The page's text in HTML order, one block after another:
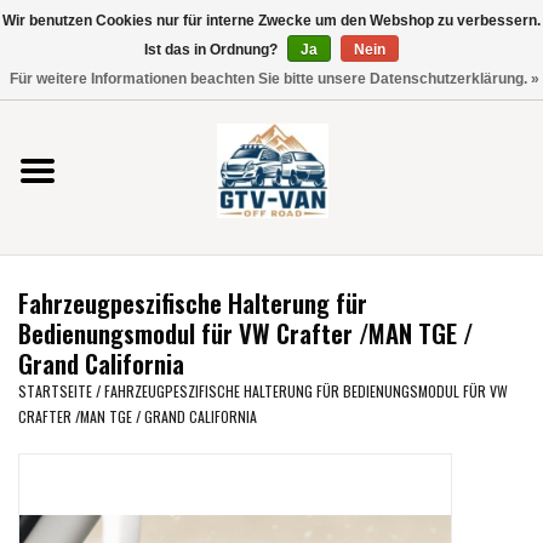
Verwende
die
nach
oben
und
unten,
verfügbare
Ergebnis
Drücke
zum
Vito / V-Klasse 447
Viano /Vito 639
VW T7 2025
VW T6
VW CRAFTER / MAN TGE
Fahrzeugpeszifische Halterung für
Bedienungsmodul für VW Crafter /MAN TGE /
Grand California
STARTSEITE/FAHRZEUGPESZIFISCHE HALTERUNG FÜR BEDIENUNGSMODUL FÜR VW
CRAFTER /MAN TGE / GRAND CALIFORNIA
Wir benutzen Cookies nur für interne Zwecke um den Webshop zu verbessern.
Ist das in Ordnung?
Ja
Nein
Für weitere Informationen beachten Sie bitte unsere Datenschutzerklärung. »